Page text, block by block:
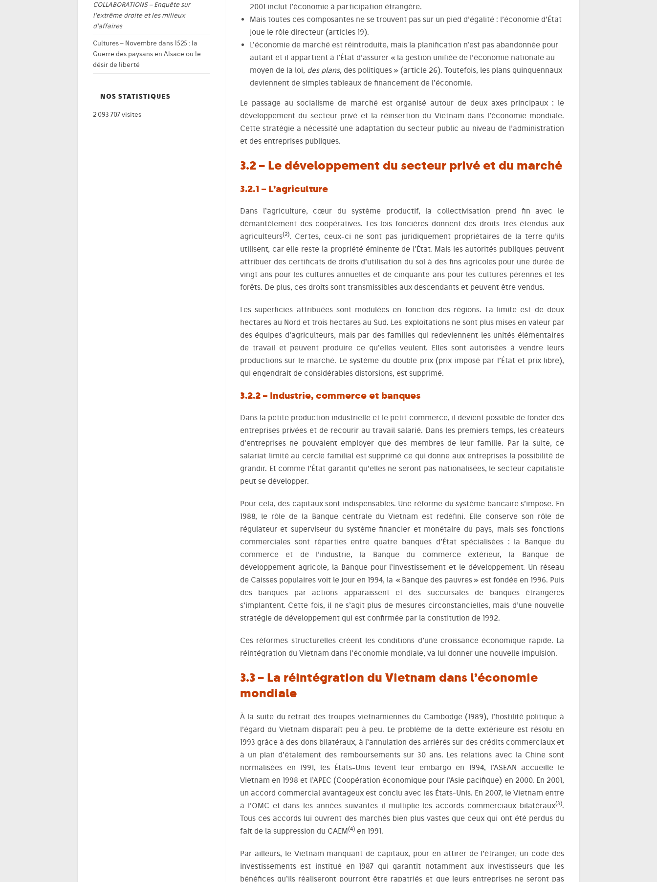
2001 inclut l’économie à participation étrangère.
Mais toutes ces composantes ne se trouvent pas sur un pied d’égalité : l’économie d’État
joue le rôle directeur (articles 19).
L’économie de marché est réintroduite, mais la planification n’est pas abandonnée pour
autant et il appartient à l’État d’assurer « la gestion unifiée de l’économie nationale au
moyen de la loi, des plans,des politiques » (article 26). Toutefois, les plans quinquennaux
deviennent de simples tableaux de financement de l’économie.
Le passage au socialisme de marché est organisé autour de deux axes principaux : le
développement du secteur privé et la réinsertion du Vietnam dans l’économie mondiale.
Cette stratégie a nécessité une adaptation du secteur public au niveau de l’administration
et des entreprises publiques.
3.2 – Le développement du secteur privé et du marché
3.2.1 – L’agriculture
Dans l’agriculture, cœur du système productif, la collectivisation prend fin avec le
démantèlement des coopératives. Les lois foncières donnent des droits très étendus aux
agriculteurs(2). Certes, ceux-ci ne sont pas juridiquement propriétaires de la terre qu’ils
utilisent, car elle reste la propriété éminente de l’État. Mais les autorités publiques peuvent
attribuer des certificats de droits d’utilisation du sol à des fins agricoles pour une durée de
vingt ans pour les cultures annuelles et de cinquante ans pour les cultures pérennes et les
forêts. De plus, ces droits sont transmissibles aux descendants et peuvent être vendus.
Les superficies attribuées sont modulées en fonction des régions. La limite est de deux
hectares au Nord et trois hectares au Sud. Les exploitations ne sont plus mises en valeur par
des équipes d’agriculteurs, mais par des familles qui redeviennent les unités élémentaires
de travail et peuvent produire ce qu’elles veulent. Elles sont autorisées à vendre leurs
productions sur le marché. Le système du double prix (prix imposé par l’État et prix libre),
qui engendrait de considérables distorsions, est supprimé.
3.2.2 – Industrie, commerce et banques
Dans la petite production industrielle et le petit commerce, il devient possible de fonder des
entreprises privées et de recourir au travail salarié. Dans les premiers temps, les créateurs
d’entreprises ne pouvaient employer que des membres de leur famille. Par la suite, ce
salariat limité au cercle familial est supprimé ce qui donne aux entreprises la possibilité de
grandir. Et comme l’État garantit qu’elles ne seront pas nationalisées, le secteur capitaliste
peut se développer.
Pour cela, des capitaux sont indispensables. Une réforme du système bancaire s’impose. En
1988, le rôle de la Banque centrale du Vietnam est redéfini. Elle conserve son rôle de
régulateur et superviseur du système financier et monétaire du pays, mais ses fonctions
commerciales sont réparties entre quatre banques d’État spécialisées : la Banque du
commerce et de l’industrie, la Banque du commerce extérieur, la Banque de
développement agricole, la Banque pour l’investissement et le développement. Un réseau
de Caisses populaires voit le jour en 1994, la « Banque des pauvres » est fondée en 1996. Puis
des banques par actions apparaissent et des succursales de banques étrangères
s’implantent. Cette fois, il ne s’agit plus de mesures circonstancielles, mais d’une nouvelle
stratégie de développement qui est confirmée par la constitution de 1992.
Ces réformes structurelles créent les conditions d’une croissance économique rapide. La
réintégration du Vietnam dans l’économie mondiale, va lui donner une nouvelle impulsion.
3.3 – La réintégration du Vietnam dans l’économie
mondiale
À la suite du retrait des troupes vietnamiennes du Cambodge (1989), l’hostilité politique à
l’égard du Vietnam disparaît peu à peu. Le problème de la dette extérieure est résolu en
1993 grâce à des dons bilatéraux, à l’annulation des arriérés sur des crédits commerciaux et
à un plan d’étalement des remboursements sur 30 ans. Les relations avec la Chine sont
normalisées en 1991, les États-Unis lèvent leur embargo en 1994, l’ASEAN accueille le
Vietnam en 1998 et l’APEC (Coopération économique pour l’Asie pacifique) en 2000. En 2001,
un accord commercial avantageux est conclu avec les États-Unis. En 2007, le Vietnam entre
à l’OMC et dans les années suivantes il multiplie les accords commerciaux bilatéraux(3).
Tous ces accords lui ouvrent des marchés bien plus vastes que ceux qui ont été perdus du
fait de la suppression du CAEM(4)en 1991.
Par ailleurs, le Vietnam manquant de capitaux, pour en attirer de l’étranger,un code des
investissements est institué en 1987 qui garantit notamment aux investisseurs que les
bénéfices qu’ils réaliseront pourront être rapatriés et que leurs entreprises ne seront pas
COLLABORATIONS – Enquête sur
l’extrême droite et les milieux
d’affaires
Cultures – Novembre dans 1525 : la
Guerre des paysans en Alsace ou le
désir de liberté
NOS STATISTIQUES
2 093 707 visites